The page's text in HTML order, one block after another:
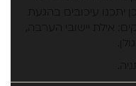
אילת יישובי הערבה,